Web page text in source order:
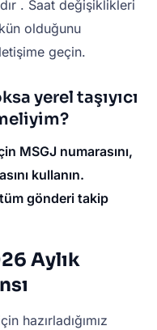
. Saat değişiklikleri
olduğunu
geçin.
yerel taşıyıcı
MSGJ numarasını,
kullanın.
gönderi takip
Aylık
hazırladığımız